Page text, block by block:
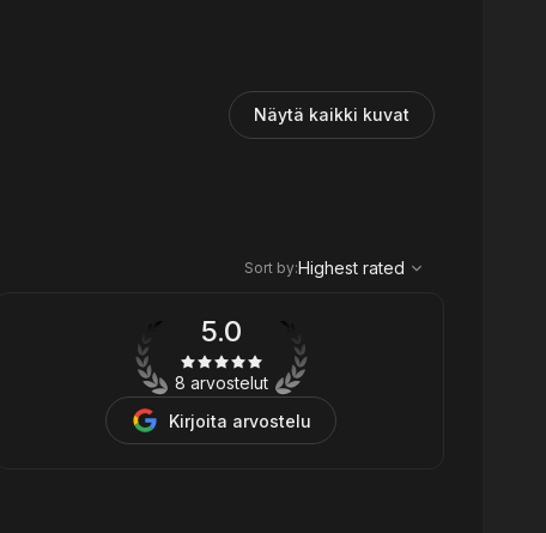
Näytä kaikki kuvat
Highest rated
Sort by:Highest rated
5.0
8 arvostelut
Kirjoita arvostelu